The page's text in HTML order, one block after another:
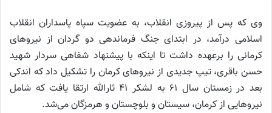
وی که پس از پیروزی انقلاب، به عضویت سپاه پاسداران انقلاب
اسلامی درآمد، در ابتدای جنگ فرماندهی دو گردان از نیرو‌های
کرمانی را برعهده داشت تا اینکه با پیشنهاد شفاهی سردار شهید
حسن باقری، تیپ جدیدی از نیرو‌های کرمان را تشکیل داد که اندکی
بعد در زمستان سال ۶۱ به لشکر ۴۱ ثارالله ارتقا یافت که شامل
نیرو‌هایی از کرمان، سیستان و بلوچستان و هرمزگان می‌شد.